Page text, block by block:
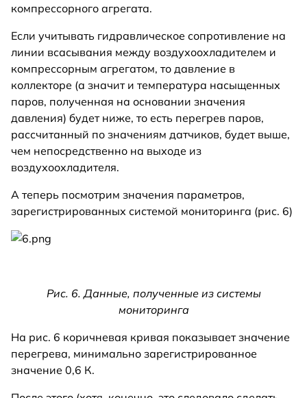
компрессорного агрегата.
Если учитывать гидравлическое сопротивление на
линии всасывания между воздухоохладителем и
компрессорным агрегатом, то давление в
коллекторе (а значит и температура насыщенных
паров, полученная на основании значения
давления) будет ниже, то есть перегрев паров,
рассчитанный по значениям датчиков, будет выше,
чем непосредственно на выходе из
воздухоохладителя.
А теперь посмотрим значения параметров,
зарегистрированных системой мониторинга (рис. 6)
Рис. 6. Данные, полученные из системы
мониторинга
На рис. 6 коричневая кривая показывает значение
перегрева, минимально зарегистрированное
значение 0,6 К.